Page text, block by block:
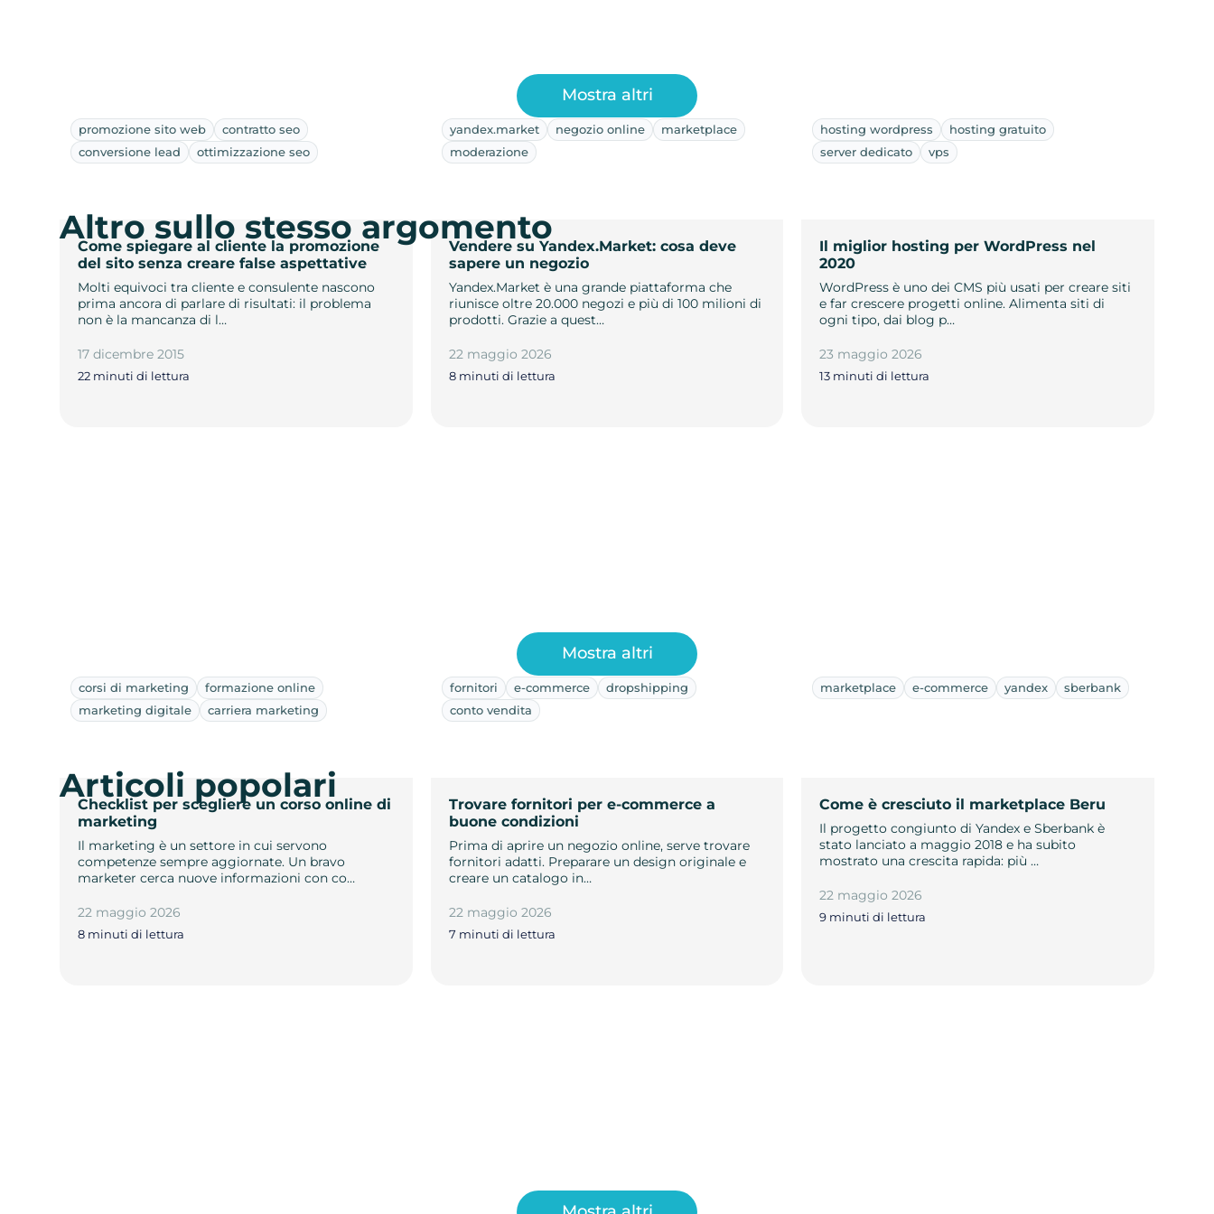
promozione sito web
contratto seo
conversione lead
ottimizzazione seo
Come spiegare al cliente la promozione
del sito senza creare false aspettative
Molti equivoci tra cliente e consulente nascono
prima ancora di parlare di risultati: il problema
non è la mancanza di l…
17 dicembre 2015
22 minuti di lettura
yandex.market negozio online
marketplace
moderazione
Vendere su Yandex.Market: cosa deve
sapere un negozio
Yandex.Market è una grande piattaforma che
riunisce oltre 20.000 negozi e più di 100 milioni di
prodotti. Grazie a quest…
22 maggio 2026
8 minuti di lettura
hosting wordpress
hosting gratuito
server dedicato
vps
Il miglior hosting per WordPress nel
2020
WordPress è uno dei CMS più usati per creare siti
e far crescere progetti online. Alimenta siti di
ogni tipo, dai blog p…
23 maggio 2026
13 minuti di lettura
Mostra altri
Altro sullo stesso argomento
corsi di marketing
formazione online
marketing digitale
carriera marketing
Checklist per scegliere un corso online di
marketing
Il marketing è un settore in cui servono
competenze sempre aggiornate. Un bravo
marketer cerca nuove informazioni con co…
22 maggio 2026
8 minuti di lettura
fornitori e-commerce
dropshipping
conto vendita
Trovare fornitori per e-commerce a
buone condizioni
Prima di aprire un negozio online, serve trovare
fornitori adatti. Preparare un design originale e
creare un catalogo in…
22 maggio 2026
7 minuti di lettura
marketplace e-commerce yandex sberbank
Come è cresciuto il marketplace Beru
Il progetto congiunto di Yandex e Sberbank è
stato lanciato a maggio 2018 e ha subito
mostrato una crescita rapida: più …
22 maggio 2026
9 minuti di lettura
Mostra altri
Articoli popolari